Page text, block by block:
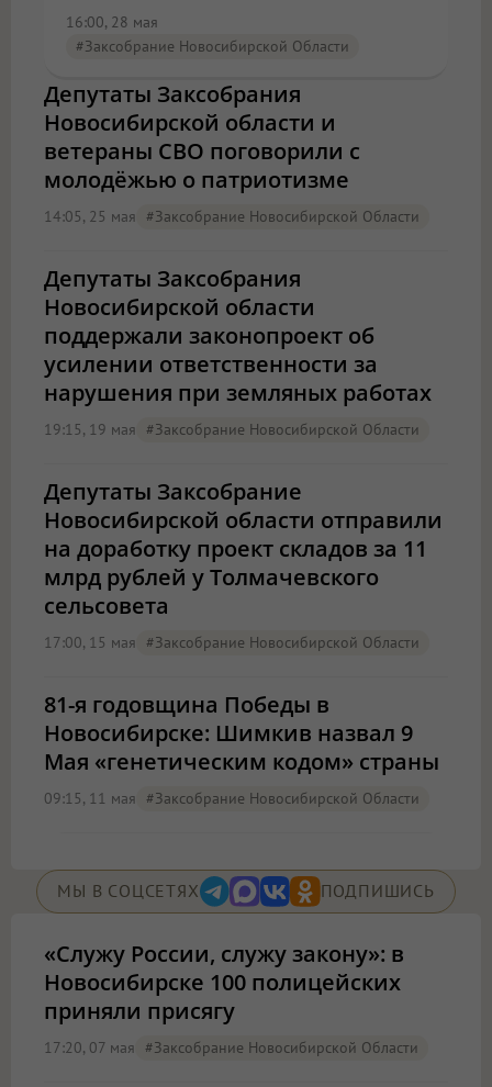
16:00, 28 мая
#Заксобрание Новосибирской Области
Депутаты Заксобрания
Новосибирской области и
ветераны СВО поговорили с
молодёжью о патриотизме
14:05, 25 мая #Заксобрание Новосибирской Области
Депутаты Заксобрания
Новосибирской области
поддержали законопроект об
усилении ответственности за
нарушения при земляных работах
19:15, 19 мая #Заксобрание Новосибирской Области
Депутаты Заксобрание
Новосибирской области отправили
на доработку проект складов за 11
млрд рублей у Толмачевского
сельсовета
17:00, 15 мая #Заксобрание Новосибирской Области
81-я годовщина Победы в
Новосибирске: Шимкив назвал 9
Мая «генетическим кодом» страны
09:15, 11 мая #Заксобрание Новосибирской Области
МЫ В СОЦСЕТЯХ ПОДПИШИСЬ
«Служу России, служу закону»: в
Новосибирске 100 полицейских
приняли присягу
17:20, 07 мая #Заксобрание Новосибирской Области